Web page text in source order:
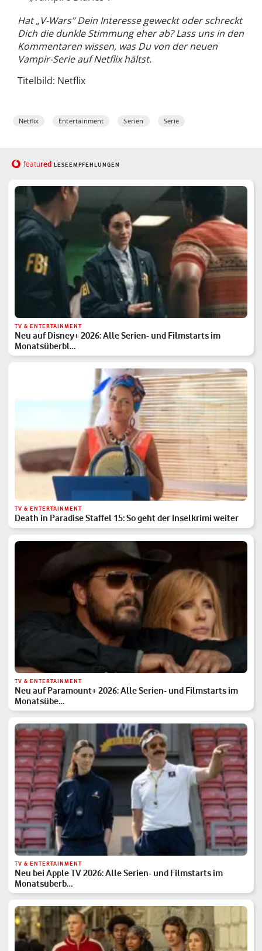
Hat „V-Wars” Dein Interesse geweckt oder schreckt
Dich die dunkle Stimmung eher ab? Lass uns in den
Kommentaren wissen, was Du von der neuen
Vampir-Serie auf Netflix hältst.
Titelbild: Netflix
Netflix Entertainment Serien Serie
featured LESEEMPFEHLUNGEN
TV & ENTERTAINMENT
Neu auf Disney+ 2026: Alle Serien- und Filmstarts im
Monatsüberbl…
TV & ENTERTAINMENT
Death in Paradise Staffel 15: So geht der Inselkrimi weiter
TV & ENTERTAINMENT
Neu auf Paramount+ 2026: Alle Serien- und Filmstarts im
Monatsübe…
TV & ENTERTAINMENT
Neu bei Apple TV 2026: Alle Serien- und Filmstarts im
Monatsüberb…